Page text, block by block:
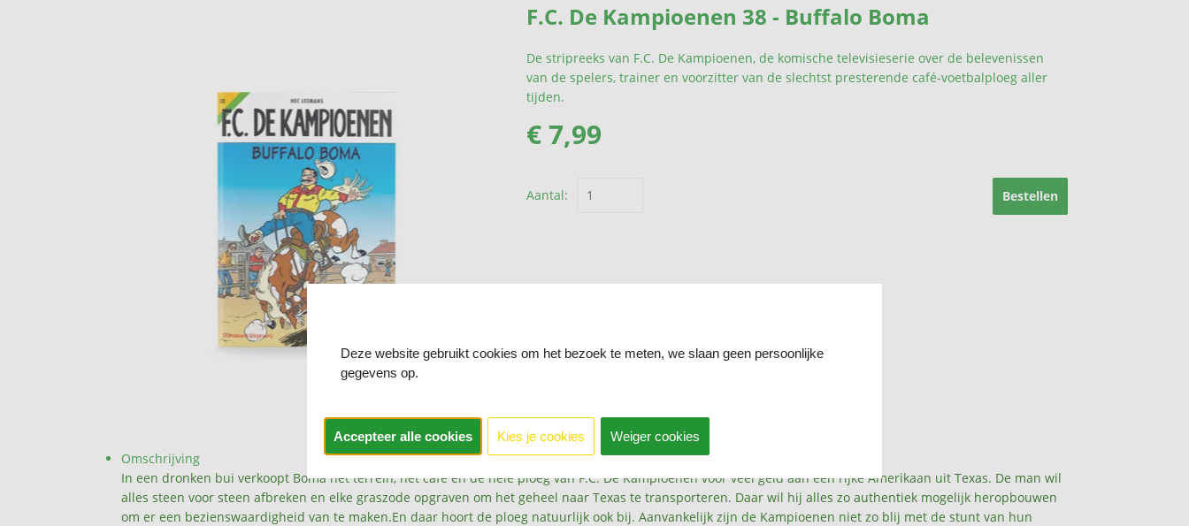
F.C. De Kampioenen 38 - Buffalo Boma
De stripreeks van F.C. De Kampioenen, de komische televisieserie over de belevenissen
van de spelers, trainer en voorzitter van de slechtst presterende café-voetbalploeg aller
tijden.
€ 7,99
Aantal: Bestellen
Omschrijving
In een dronken bui verkoopt Boma het terrein, het café en de hele ploeg van F.C. De Kampioenen voor veel geld aan een rijke Amerikaan uit Texas. De man wil
alles steen voor steen afbreken en elke graszode opgraven om het geheel naar Texas te transporteren. Daar wil hij alles zo authentiek mogelijk heropbouwen
om er een bezienswaardigheid van te maken.En daar hoort de ploeg natuurlijk ook bij. Aanvankelijk zijn de Kampioenen niet zo blij met de stunt van hun
Deze website gebruikt cookies om het bezoek te meten, we slaan geen persoonlijke
gegevens op.
Accepteer alle cookies Kies je cookies Weiger cookies